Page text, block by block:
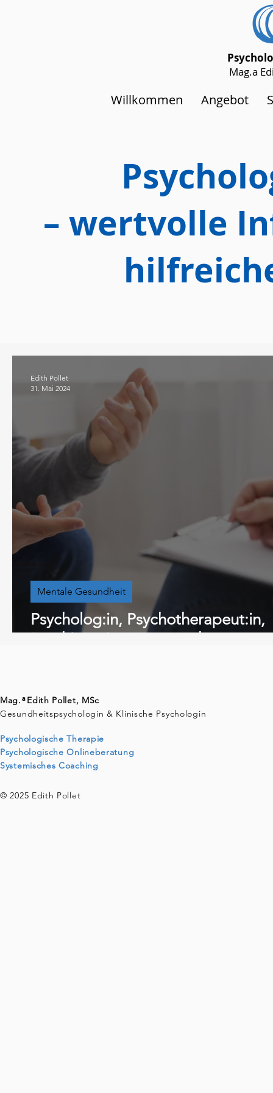
Mag.a
Willkommen Angebot
– wertvolle
Psycholog:in, Psychotherapeut:in,
Psychiater:in – Wer macht was?
Mentale Gesundheit
Edith Pollet
31. Mai 2024
Mag. Edith Pollet, MSc
Gesundheitspsychologin & Klinische Psychologin
Psychologische Therapie
Psychologische Onlineberatung
Systemisches Coaching
a
© 2025 Edith Pollet